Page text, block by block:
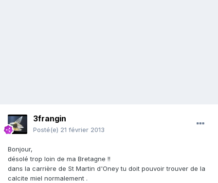
3frangin
Posté(e) 21 février 2013
Bonjour,
désolé trop loin de ma Bretagne !!
dans la carrière de St Martin d'Oney tu doit pouvoir trouver de la
calcite miel normalement .